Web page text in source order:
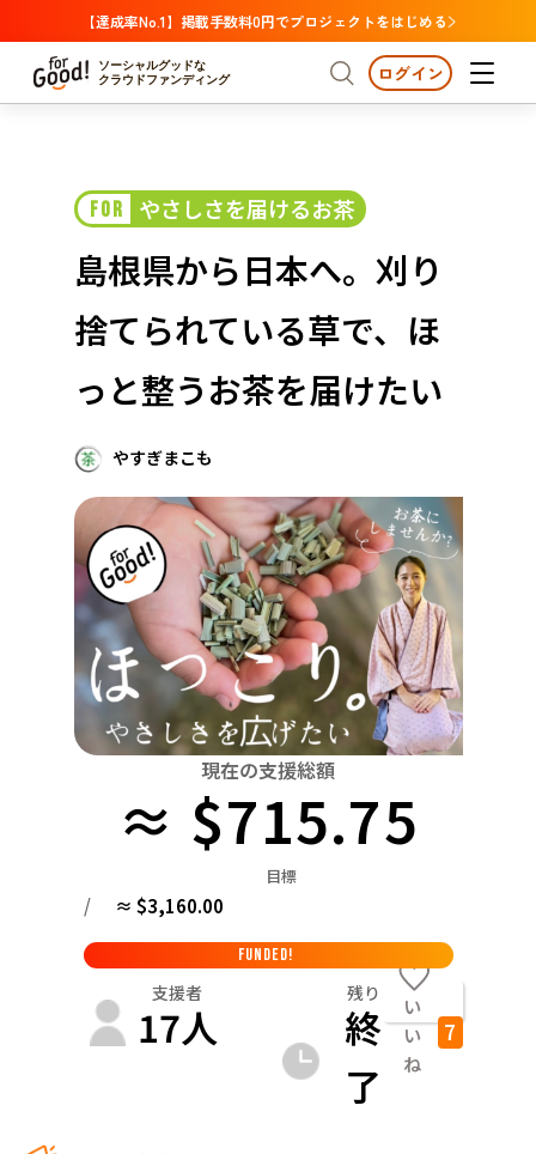
【達成率No.1】掲載手数料0円でプロジェクトをはじめる
ソーシャルグッドな
クラウドファンディング
プロジェクトからさがす 注目
カテゴリーからさがす 国際協力
医療・福祉
人権・マイノリティ
関東
近畿
中国
四国
九州・沖縄
注目 新着
支援金額が多い
支援人数が多い
終了日が近い
カテゴリーからさがす
国際協力 医療・福祉
子ども・教育
環境・エシカル
人権・マイノリティ
地域からさがす
北海道・東北
北海道 青森 岩手 宮城 秋田 山形
栃木 群馬 埼玉 千葉 東京
新潟 富山 石川 福井 山梨 長野
滋賀 京都 大阪 兵庫 奈良
岡山 広島 山口
愛媛 高知
佐賀 長崎
ログイン
FOR やさしさを届けるお茶
島根県から日本へ。刈り
捨てられている草で、ほ
っと整うお茶を届けたい
やすぎまこも
現在の支援総額
≈ $715.75
目標
/ ≈ $3,160.00
FUNDED!
支援者
17人
残り
終
了
い
い
ね
7